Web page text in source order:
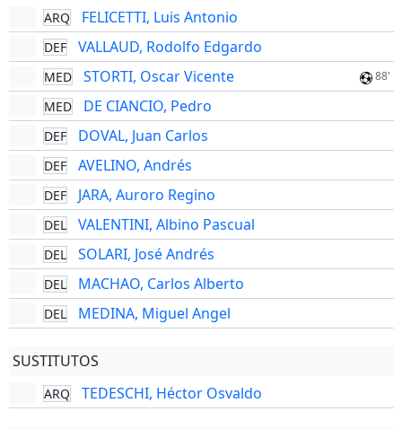
ARQ FELICETTI, Luis Antonio
DEF VALLAUD, Rodolfo Edgardo
MED STORTI, Oscar Vicente 88'
MED DE CIANCIO, Pedro
DEF DOVAL, Juan Carlos
DEF AVELINO, Andrés
DEF JARA, Auroro Regino
DEL VALENTINI, Albino Pascual
DEL SOLARI, José Andrés
DEL MACHAO, Carlos Alberto
DEL MEDINA, Miguel Angel
SUSTITUTOS
ARQ TEDESCHI, Héctor Osvaldo